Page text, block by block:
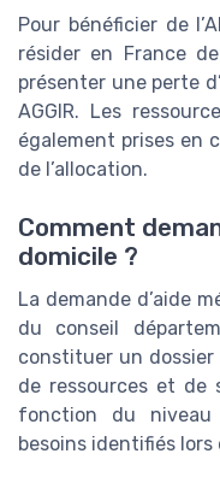
Pour bénéficier de
résider en France
présenter une perte
AGGIR. Les
également prises en
de l’allocation.
Comment
domicile ?
La demande d’aide
du conseil
constituer un
de ressources et de
fonction du
besoins identifiés lors